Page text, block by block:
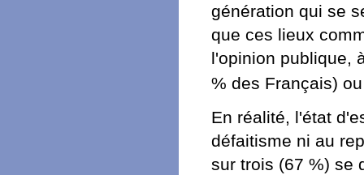
génération qui se
que ces lieux
l'opinion publique,
% des Français)
En réalité, l'état
défaitisme ni au
sur trois (67 %) se